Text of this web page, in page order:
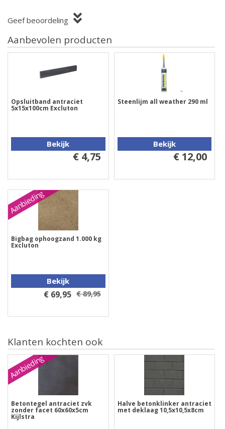
Geef beoordeling
Aanbevolen producten
Opsluitband antraciet
5x15x100cm Excluton
Bekijk
€ 4,75
Steenlijm all weather 290 ml
Bekijk
€ 12,00
Aanbieding
Bigbag ophoogzand 1.000 kg
Excluton
Bekijk
€ 69,95 € 89,95
Klanten kochten ook
Aanbieding
Betontegel antraciet zvk
zonder facet 60x60x5cm
Kijlstra
Halve betonklinker antraciet
met deklaag 10,5x10,5x8cm